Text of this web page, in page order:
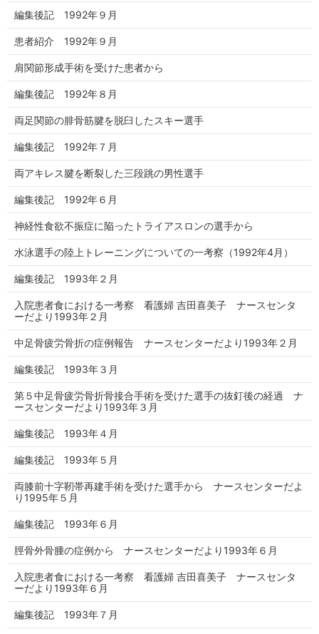
編集後記 1992年９月
患者紹介 1992年９月
肩関節形成手術を受けた患者から
編集後記 1992年８月
両足関節の腓骨筋腱を脱臼したスキー選手
編集後記 1992年７月
両アキレス腱を断裂した三段跳の男性選手
編集後記 1992年６月
神経性食欲不振症に陥ったトライアスロンの選手から
水泳選手の陸上トレーニングについての一考察（1992年4月）
編集後記 1993年２月
入院患者食における一考察 看護婦 吉田喜美子 ナースセンタ
ーだより1993年２月
中足骨疲労骨折の症例報告 ナースセンターだより1993年２月
編集後記 1993年３月
第５中足骨疲労骨折骨接合手術を受けた選手の抜釘後の経過 ナ
ースセンターだより1993年３月
編集後記 1993年４月
編集後記 1993年５月
両膝前十字靭帯再建手術を受けた選手から ナースセンターだよ
り1995年５月
編集後記 1993年６月
脛骨外骨腫の症例から ナースセンターだより1993年６月
入院患者食における一考察 看護婦 吉田喜美子 ナースセンタ
ーだより1993年６月
編集後記 1993年７月